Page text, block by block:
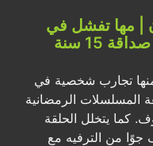
| مها تفشل في
15 سنة
منها تجارب شخصية في
المسلسلات الرمضانية
كما يتخلل الحلقة
من الترفيه مع